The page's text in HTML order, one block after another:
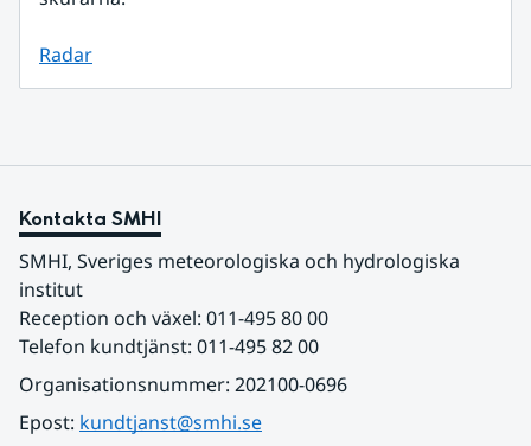
Radar
Kontakta SMHI
SMHI, Sveriges meteorologiska och hydrologiska
institut
Reception och växel: 011-495 80 00
Telefon kundtjänst: 011-495 82 00
Organisationsnummer: 202100-0696
Epost: kundtjanst@smhi.se